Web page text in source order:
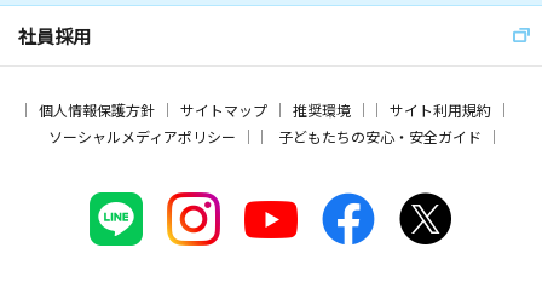
社員採用
個人情報保護方針 サイトマップ 推奨環境
サイト利用規約
ソーシャルメディアポリシー
子どもたちの安心・安全ガイド